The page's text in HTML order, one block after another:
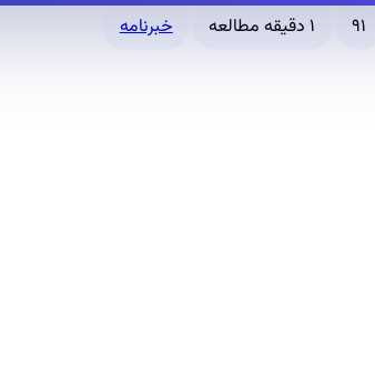
۹۱ ۱ دقیقه مطالعه
خبرنامه